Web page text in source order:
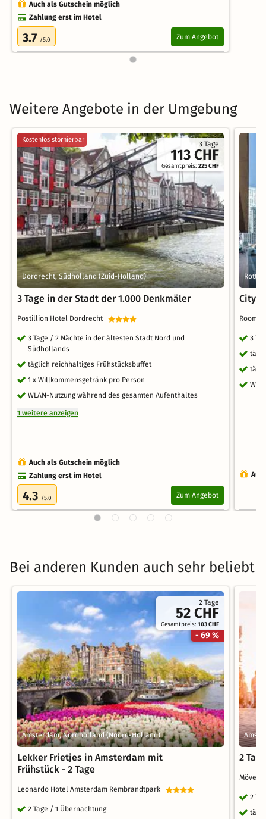
Auch als Gutschein möglich
Zahlung erst im Hotel
3.7 /5.0 Zum Angebot
Weitere Angebote in der Umgebung
3 Tage
113 CHF
Gesamtpreis:225 CHF
Kostenlos stornierbar
Dordrecht, Südholland (Zuid-Holland)
3 Tage in der Stadt der 1.000 Denkmäler
Postillion Hotel Dordrecht
3 Tage / 2 Nächte in der ältesten Stadt Nord und
Südhollands
täglich reichhaltiges Frühstücksbuffet
1 x Willkommensgetränk pro Person
WLAN-Nutzung während des gesamten Aufenthaltes
1 weitere anzeigen
Auch als Gutschein möglich
Zahlung erst im Hotel
4.3 /5.0 Zum Angebot
Room
3
Bei anderen Kunden auch sehr beliebt
2 Tage
52 CHF
Gesamtpreis:103 CHF
- 69 %
Amsterdam, Nordholland (Noord-Holland)
Lekker Frietjes in Amsterdam mit
Frühstück - 2 Tage
Leonardo Hotel Amsterdam Rembrandtpark
2 Tage / 1 Übernachtung
2
2